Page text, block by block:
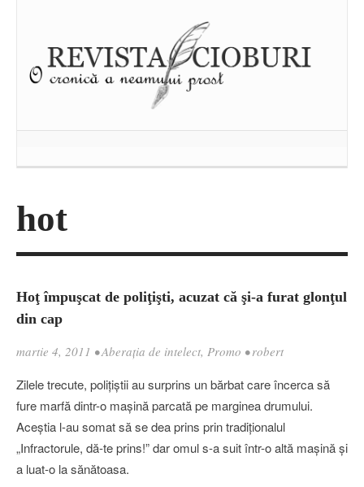
hot
Hoţ împuşcat de poliţişti, acuzat că şi-a furat glonţul
din cap
martie 4, 2011 •Aberația de intelect, Promo •robert
Zilele trecute, poliţiştii au surprins un bărbat care încerca să
fure marfă dintr-o maşină parcată pe marginea drumului.
Aceştia l-au somat să se dea prins prin tradiţionalul
„Infractorule, dă-te prins!” dar omul s-a suit într-o altă maşină şi
a luat-o la sănătoasa.